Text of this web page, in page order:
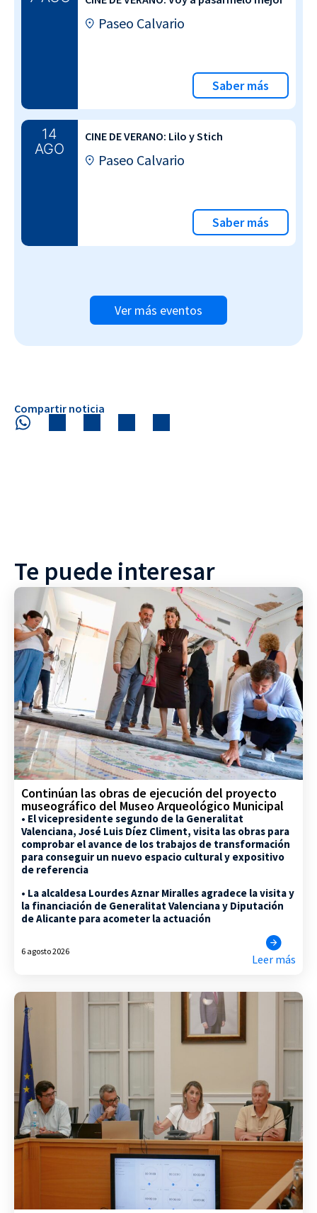
Paseo Calvario
Saber más
14
AGO
CINE DE VERANO: Lilo y Stich
Paseo Calvario
Saber más
Ver más eventos
Compartir noticia
Te puede interesar
Continúan las obras de ejecución del proyecto
museográfico del Museo Arqueológico Municipal
• El vicepresidente segundo de la Generalitat
Valenciana, José Luis Díez Climent, visita las obras para
comprobar el avance de los trabajos de transformación
para conseguir un nuevo espacio cultural y expositivo
de referencia
• La alcaldesa Lourdes Aznar Miralles agradece la visita y
la financiación de Generalitat Valenciana y Diputación
de Alicante para acometer la actuación
6 agosto 2026
Leer más